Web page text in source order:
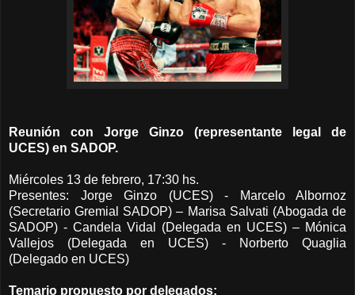
Reunión con Jorge Ginzo (representante legal de
UCES) en SADOP.
Miércoles 13 de febrero, 17:30 hs.
Presentes: Jorge Ginzo (UCES) - Marcelo Albornoz
(Secretario Gremial SADOP) – Marisa Salvati (Abogada de
SADOP) - Candela Vidal (Delegada en UCES) – Mónica
Vallejos (Delegada en UCES) - Norberto Quaglia
(Delegado en UCES)
Temario propuesto por delegados: